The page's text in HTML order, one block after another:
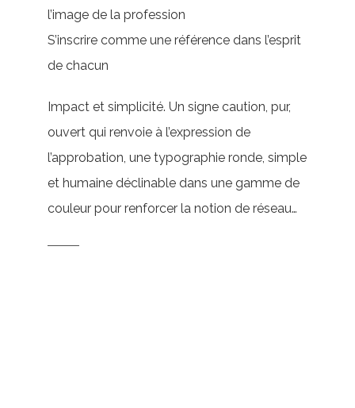
l’image de la profession
S’inscrire comme une référence dans l’esprit
de chacun
Impact et simplicité. Un signe caution, pur,
ouvert qui renvoie à l’expression de
l’approbation, une typographie ronde, simple
et humaine déclinable dans une gamme de
couleur pour renforcer la notion de réseau…